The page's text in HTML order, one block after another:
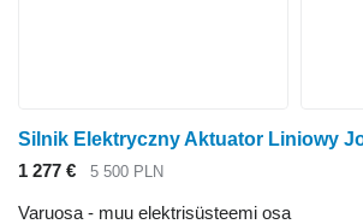
1 277 € 5 500 PLN
Varuosa - muu elektrisüsteemi osa